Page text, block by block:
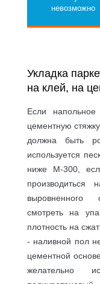
невозможно
Укладка
на клей, на
Если
цементную
должна быть
используется
ниже М-300,
производиться
смотреть на
плотность на
- наливной пол
цементной
желательно